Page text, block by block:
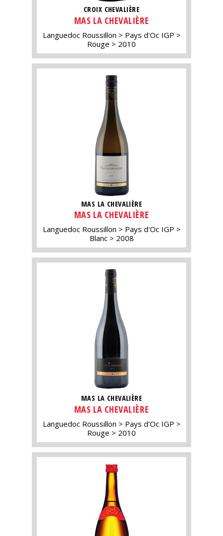
CROIX CHEVALIÈRE
MAS LA CHEVALIÈRE
Languedoc Roussillon
Pays d'Oc IGP
Rouge
2010
MAS LA CHEVALIÈRE
MAS LA CHEVALIÈRE
Languedoc Roussillon
Pays d'Oc IGP
Blanc
2008
MAS LA CHEVALIÈRE
MAS LA CHEVALIÈRE
Languedoc Roussillon
Pays d'Oc IGP
Rouge
2010